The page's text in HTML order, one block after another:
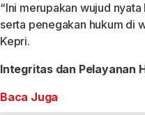
“Ini merupakan wujud
serta penegakan hukum di
Kepri.
Integritas dan Pelayanan
Baca Juga